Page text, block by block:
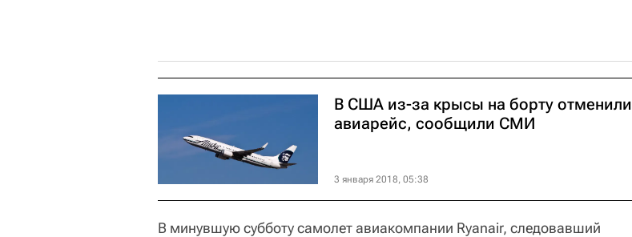
В США из-за крысы на борту отменили
авиарейс, сообщили СМИ
3 января 2018, 05:38
В минувшую субботу самолет авиакомпании Ryanair, следовавший